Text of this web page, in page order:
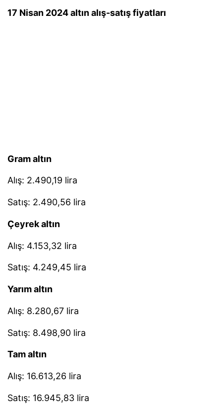
17 Nisan 2024 altın alış-satış fiyatları
Gram altın
Alış: 2.490,19 lira
Satış: 2.490,56 lira
Çeyrek altın
Alış: 4.153,32 lira
Satış: 4.249,45 lira
Yarım altın
Alış: 8.280,67 lira
Satış: 8.498,90 lira
Tam altın
Alış: 16.613,26 lira
Satış: 16.945,83 lira